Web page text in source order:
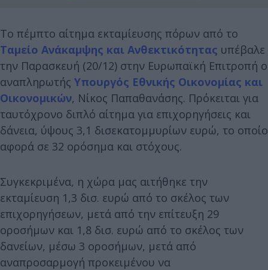
Το πέμπτο αίτημα εκταμίευσης πόρων από το
Ταμείο Ανάκαμψης και Ανθεκτικότητας υπέβαλε
την Παρασκευή (20/12) στην Ευρωπαϊκή Επιτροπή ο
αναπληρωτής Υπουργός Εθνικής Οικονομίας και
Οικονομικών, Νίκος Παπαθανάσης. Πρόκειται για
ταυτόχρονο διπλό αίτημα για επιχορηγήσεις και
δάνεια, ύψους 3,1 δισεκατομμυρίων ευρώ, το οποίο
αφορά σε 32 ορόσημα και στόχους.
Συγκεκριμένα, η χώρα μας αιτήθηκε την
εκταμίευση 1,3 δισ. ευρώ από το σκέλος των
επιχορηγήσεων, μετά από την επίτευξη 29
οροσήμων και 1,8 δισ. ευρώ από το σκέλος των
δανείων, μέσω 3 οροσήμων, μετά από
αναπροσαρμογή προκειμένου να